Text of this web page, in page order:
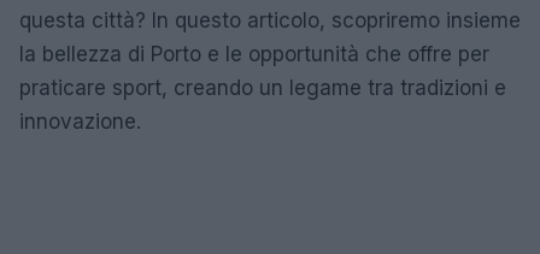
questa città? In questo articolo, scopriremo insieme
la bellezza di Porto e le opportunità che offre per
praticare sport, creando un legame tra tradizioni e
innovazione.